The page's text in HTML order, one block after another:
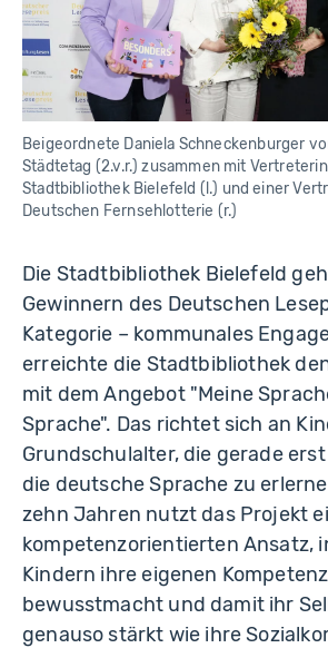
Beigeordnete Daniela Schneckenburger
Städtetag (2.v.r.) zusammen mit
Stadtbibliothek Bielefeld (l.) und einer
Deutschen Fernsehlotterie (r.)
Die Stadtbibliothek Bielefeld
Gewinnern des Deutschen
Kategorie – kommunales
erreichte die Stadtbibliothek
mit dem Angebot "Meine
Sprache". Das richtet sich an
Grundschulalter, die gerade
die deutsche Sprache zu
zehn Jahren nutzt das Projekt
kompetenzorientierten Ansatz,
Kindern ihre eigenen
bewusstmacht und damit ihr
genauso stärkt wie ihre